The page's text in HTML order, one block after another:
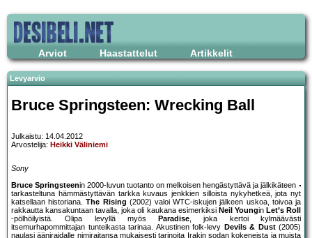
Arviot Haastattelut Artikkelit
Levyarvio
Bruce Springsteen: Wrecking Ball
Julkaistu: 14.04.2012
Arvostelija: Heikki Väliniemi
Sony
Bruce Springsteenin 2000-luvun tuotanto on melkoisen hengästyttävä ja jälkikäteen
tarkasteltuna hämmästyttävän tarkka kuvaus jenkkien silloista nykyhetkeä, jota nyt
katsellaan historiana.The Rising (2002) valoi WTC-iskujen jälkeen uskoa, toivoa ja
rakkautta kansakuntaan tavalla, joka oli kaukana esimerkiksi Neil Youngin Let’s Roll
-pölhöilyistä. Olipa levyllä myös
Paradise, joka kertoi kylmäävästi
itsemurhapommittajan tunteikasta tarinaa. Akustinen folk-levy Devils & Dust(2005)
naulasi ääniraidalle nimiraitansa mukaisesti tarinoita Irakin sodan kokeneista ja muista